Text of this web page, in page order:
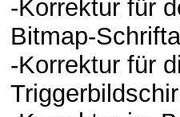
-Korrektur für
Bitmap-
-Korrektur für